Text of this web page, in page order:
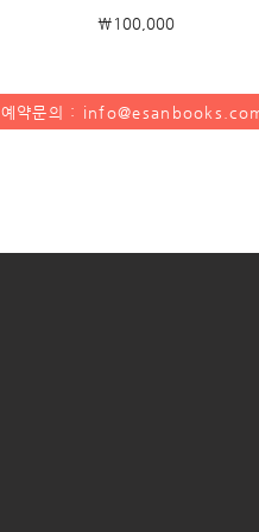
예약문의 :
₩100,000